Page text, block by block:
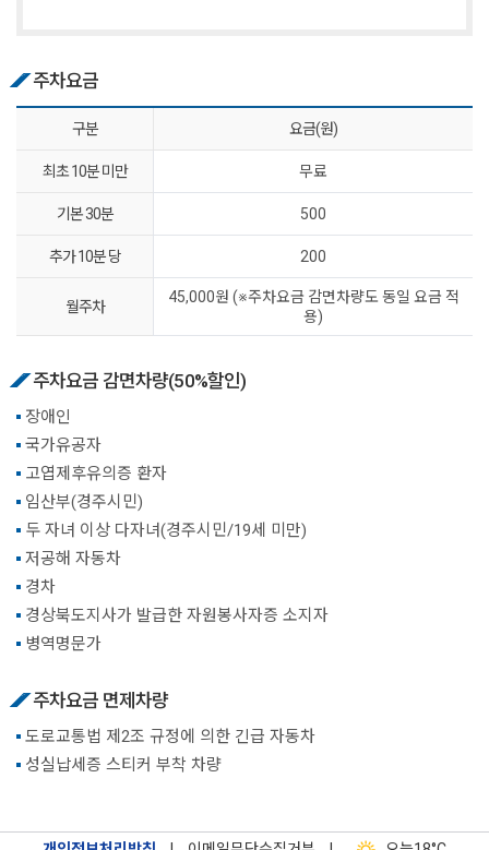
주차요금
구분 요금(원)
최초 10분 미만 무료
기본 30분 500
추가 10분 당 200
월주차
45,000원 (※주차요금 감면차량도 동일 요금 적
용)
주차요금 감면차량(50%할인)
장애인
국가유공자
고엽제후유의증 환자
임산부(경주시민)
두 자녀 이상 다자녀(경주시민/19세 미만)
저공해 자동차
경차
경상북도지사가 발급한 자원봉사자증 소지자
병역명문가
주차요금 면제차량
도로교통법 제2조 규정에 의한 긴급 자동차
성실납세증 스티커 부착 차량